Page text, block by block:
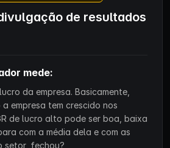
de resultados
mede:
da empresa. Basicamente,
empresa tem crescido nos
de lucro alto pode ser boa, baixa
com a média dela e com as
setor, fechou?